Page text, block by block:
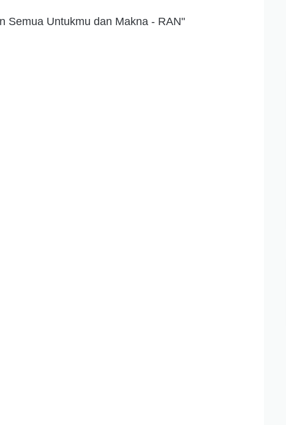
Semua Untukmu dan Makna - RAN"